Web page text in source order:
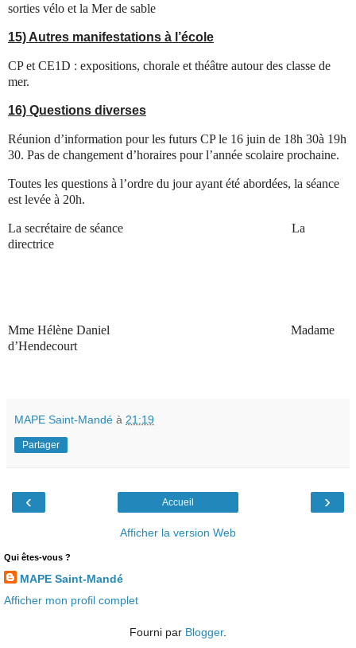
sorties vélo et la Mer de sable
15) Autres manifestations à l’école
CP et CE1D : expositions, chorale et théâtre autour des classe de
mer.
16) Questions diverses
Réunion d’information pour les futurs CP le 16 juin de 18h 30à 19h
30. Pas de changement d’horaires pour l’année scolaire prochaine.
Toutes les questions à l’ordre du jour ayant été abordées, la séance
est levée à 20h.
La secrétaire de séance La
directrice
Mme Hélène Daniel Madame
d’Hendecourt
MAPE Saint-Mandé à 21:19
Partager
‹ ›
Accueil
Afficher la version Web
Qui êtes-vous ?
MAPE Saint-Mandé
Afficher mon profil complet
Fourni par Blogger.